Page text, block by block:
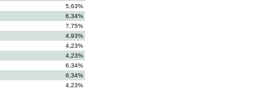
5,63%
6,34%
7,75%
4,93%
4,23%
4,23%
6,34%
6,34%
4,23%